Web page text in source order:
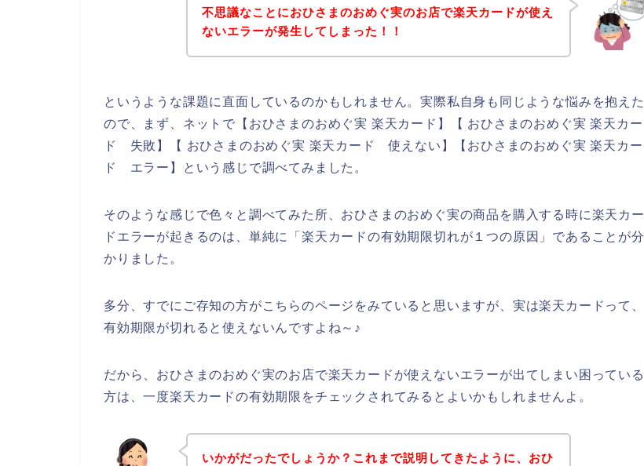
不思議なことにおひさまのおめぐ実のお店で楽天カードが使え
ないエラーが発生してしまった！！
というような課題に直面しているのかもしれません。実際私自身も同じような悩みを抱えた
ので、まず、ネットで【おひさまのおめぐ実 楽天カード】【 おひさまのおめぐ実 楽天カー
ド 失敗】【 おひさまのおめぐ実 楽天カード 使えない】【おひさまのおめぐ実 楽天カー
ド エラー】という感じで調べてみました。
そのような感じで色々と調べてみた所、おひさまのおめぐ実の商品を購入する時に楽天カー
ドエラーが起きるのは、単純に「楽天カードの有効期限切れが１つの原因」であることが分
かりました。
多分、すでにご存知の方がこちらのページをみていると思いますが、実は楽天カードって、
有効期限が切れると使えないんですよね～♪
だから、おひさまのおめぐ実のお店で楽天カードが使えないエラーが出てしまい困っている
方は、一度楽天カードの有効期限をチェックされてみるとよいかもしれませんよ。
いかがだったでしょうか？これまで説明してきたように、おひ